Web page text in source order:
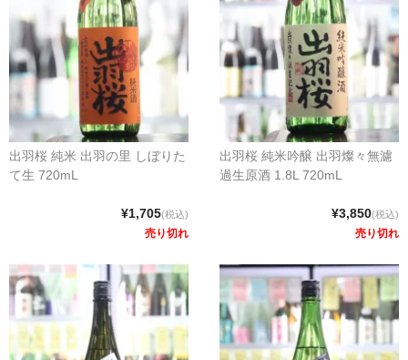
出羽桜 純米 出羽の里 しぼりた
て生 720mL
¥1,705(税込)
売り切れ
出羽桜 純米吟醸 出羽燦々無濾
過生原酒 1.8L 720mL
¥3,850(税込)
売り切れ